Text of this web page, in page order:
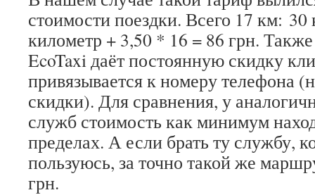
стоимости поездки. Всего 17 км: 30
километр + 3,50 * 16 = 86 грн. Также
EcoTaxi даёт постоянную скидку
привязывается к номеру телефона
скидки). Для сравнения, у
служб стоимость как минимум
пределах. А если брать ту службу,
пользуюсь, за точно такой же
грн.